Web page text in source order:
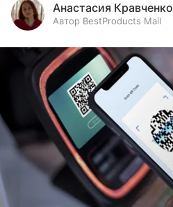
Анастасия Кравченко
Автор BestProducts Mail